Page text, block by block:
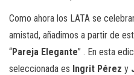
Como ahora los LATA se
amistad, añadimos a partir de
“Pareja Elegante” . En esta
seleccionada es Ingrit Pérez y